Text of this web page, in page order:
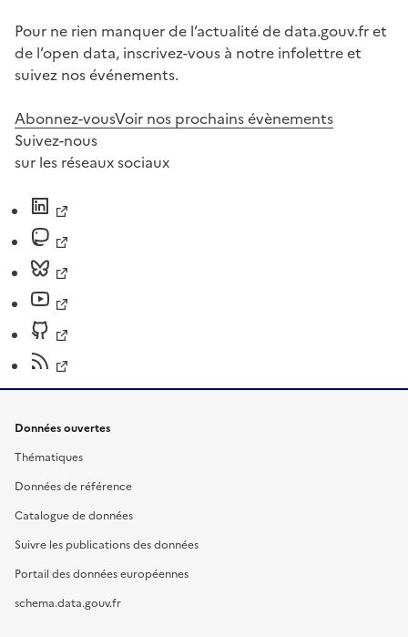
Pour ne rien manquer de l’actualité de data.gouv.fr et
de l’open data, inscrivez-vous à notre infolettre et
suivez nos événements.
Abonnez-vousVoir nos prochains évènements
Suivez-nous
sur les réseaux sociaux
Données ouvertes
Thématiques
Données de référence
Catalogue de données
Suivre les publications des données
Portail des données européennes
schema.data.gouv.fr